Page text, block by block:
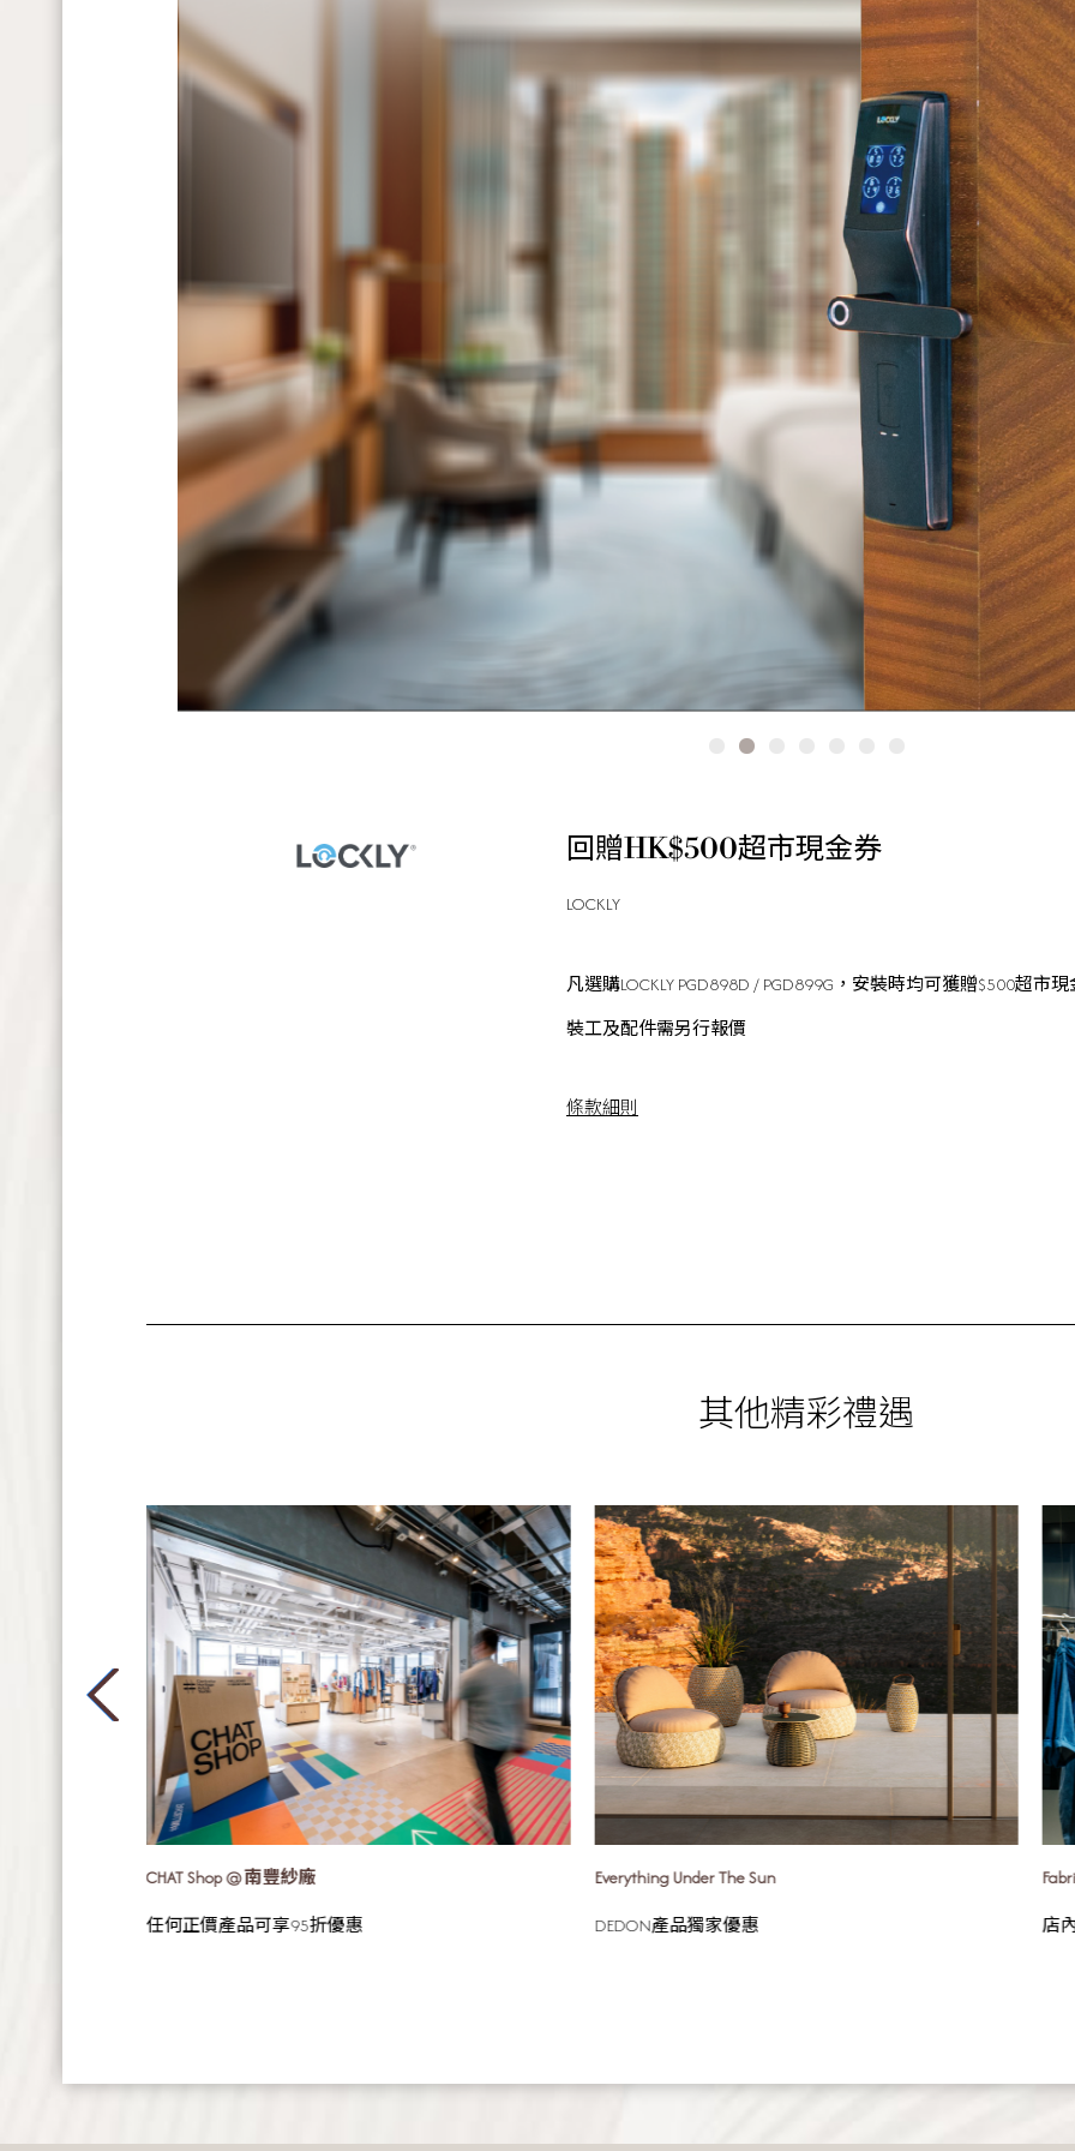
回贈HK$500超市現金券
LOCKLY
凡選購LOCKLY PGD898D / PGD899G，安裝時均可獲贈$500超市
裝工及配件需另行報價
條款細則
其他精彩禮遇
CHAT Shop @ 南豐紗廠
任何正價產品可享95折優惠
Everything Under The Sun
DEDON產品獨家優惠
店